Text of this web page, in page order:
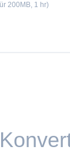
200MB, 1 hr)